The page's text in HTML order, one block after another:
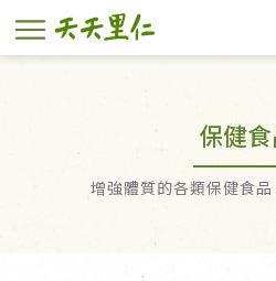
保健
增強體質的各類保健食品